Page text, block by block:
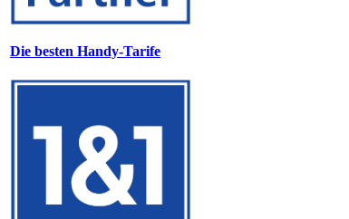
Die besten Handy-Tarife